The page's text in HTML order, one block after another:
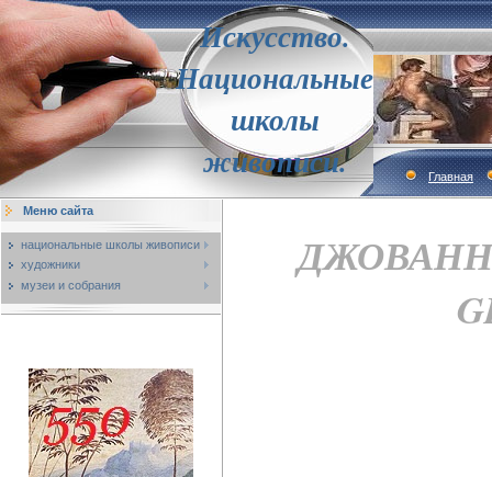
Искусство.
Национальные
школы
живописи.
Главная
Меню сайта
национальные школы живописи
художники
музеи и собрания